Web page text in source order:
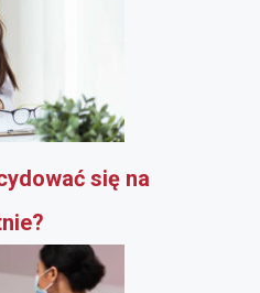
się na